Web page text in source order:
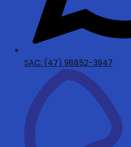
SAC: (47) 98852-3947